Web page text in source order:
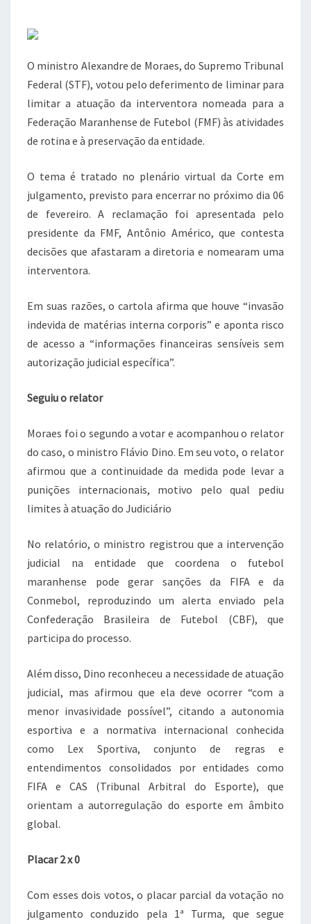
e
b
o
o
k
r
s
A
p
p
a
m
O ministro Alexandre de Moraes, do Supremo Tribunal
Federal (STF), votou pelo deferimento de liminar para
limitar a atuação da interventora nomeada para a
Federação Maranhense de Futebol (FMF) às atividades
de rotina e à preservação da entidade.
O tema é tratado no plenário virtual da Corte em
julgamento, previsto para encerrar no próximo dia 06
de fevereiro. A reclamação foi apresentada pelo
presidente da FMF, Antônio Américo, que contesta
decisões que afastaram a diretoria e nomearam uma
interventora.
Em suas razões, o cartola afirma que houve “invasão
indevida de matérias interna corporis” e aponta risco
de acesso a “informações financeiras sensíveis sem
autorização judicial específica”.
Seguiu o relator
Moraes foi o segundo a votar e acompanhou o relator
do caso, o ministro Flávio Dino. Em seu voto, o relator
afirmou que a continuidade da medida pode levar a
punições internacionais, motivo pelo qual pediu
limites à atuação do Judiciário
No relatório, o ministro registrou que a intervenção
judicial na entidade que coordena o futebol
maranhense pode gerar sanções da FIFA e da
Conmebol, reproduzindo um alerta enviado pela
Confederação Brasileira de Futebol (CBF), que
participa do processo.
Além disso, Dino reconheceu a necessidade de atuação
judicial, mas afirmou que ela deve ocorrer “com a
menor invasividade possível”, citando a autonomia
esportiva e a normativa internacional conhecida
como Lex Sportiva, conjunto de regras e
entendimentos consolidados por entidades como
FIFA e CAS (Tribunal Arbitral do Esporte), que
orientam a autorregulação do esporte em âmbito
global.
Placar 2 x 0
Com esses dois votos, o placar parcial da votação no
julgamento conduzido pela 1ª Turma, que segue